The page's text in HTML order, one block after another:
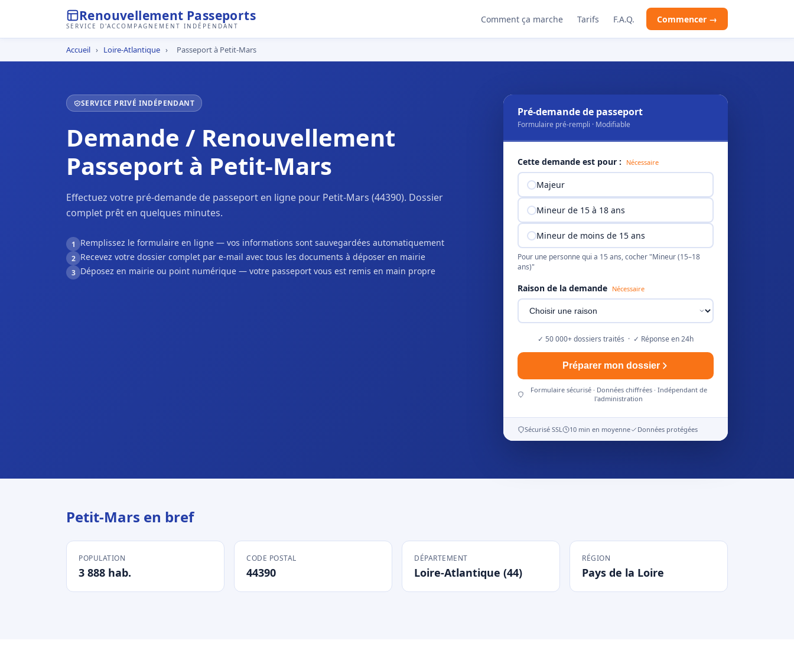
Renouvellement Passeports
SERVICE D'ACCOMPAGNEMENT INDÉPENDANT
Comment ça marche Tarifs F.A.Q. Commencer →
Accueil › Loire-Atlantique › Passeport à Petit-Mars
SERVICE PRIVÉ INDÉPENDANT
Demande / Renouvellement
Passeport à Petit-Mars
Effectuez votre pré-demande de passeport en ligne pour Petit-Mars (44390). Dossier
complet prêt en quelques minutes.
1 Remplissez le formulaire en ligne — vos informations sont sauvegardées automatiquement
2 Recevez votre dossier complet par e-mail avec tous les documents à déposer en mairie
3 Déposez en mairie ou point numérique — votre passeport vous est remis en main propre
Pré-demande de passeport
Formulaire pré-rempli · Modifiable
Cette demande est pour : Nécessaire
Majeur
Mineur de 15 à 18 ans
Mineur de moins de 15 ans
Pour une personne qui a 15 ans, cocher "Mineur (15–18
ans)"
Raison de la demande Nécessaire
✓ 50 000+ dossiers traités · ✓ Réponse en 24h
Préparer mon dossier
Formulaire sécurisé · Données chiffrées · Indépendant de
l'administration
Sécurisé SSL 10 min en moyenne Données protégées
Petit-Mars en bref
POPULATION
3 888 hab.
CODE POSTAL
44390
DÉPARTEMENT
Loire-Atlantique (44)
RÉGION
Pays de la Loire